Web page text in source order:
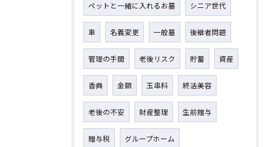
ペットと一緒に入れるお墓 シニア世代
車 名義変更 一般墓 後継者問題
管理の手間 老後リスク 貯蓄 資産
香典 金額 玉串料 終活美容
老後の不安 財産整理 生前贈与
贈与税 グループホーム